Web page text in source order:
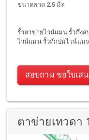
ขนาดลวด 2.5 มิล
รั้วตาข่ายไวน์แมน รั้วกึ่งส
ไวน์แมน รั้วถักปมไวน์แม
สอบถาม ขอใบเส
ตาข่ายเทวดา